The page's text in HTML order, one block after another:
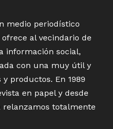
medio periodístico
al vecindario de
información social,
con una muy útil y
productos. En 1989
en papel y desde
relanzamos totalmente